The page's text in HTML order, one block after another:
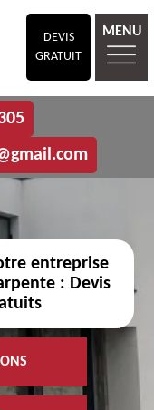
DEVIS
GRATUIT
MENU
entreprise
: Devis